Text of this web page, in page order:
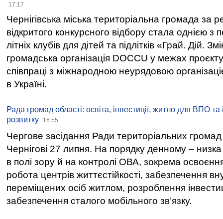
17:17
Чернігівська міська територіальна громада за
відкритого конкурсного відбору стала однією
літніх клубів для дітей та підлітків «Грай. Дій.
громадська організація DOCCU у межах
співпраці з міжнародною неурядовою
в Україні.
Рада громад області: освіта, інвестиції, житло для ВПО
розвитку
16:55
Чергове засідання Ради територіальних громад
Чернігові 27 липня. На порядку денному –
в полі зору й на контролі ОВА, зокрема освоєння
робота центрів життєстійкості, забезпечення
переміщених осіб житлом, розроблення
забезпечення сталого мобільного зв’язку.